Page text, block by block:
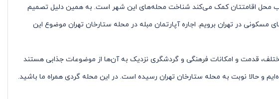
محل اقامتتان کمک می‌کند شناخت محله‌های این شهر است. به همین دلیل تصمیم
در تهران برویم. اجاره آپارتمان مبله در محله ستارخان تهران موضوع این
قدمت و امکانات فرهنگی و گردشگری نزدیک به آن‌ها از موضوعات جذابی هستند
و حالا نوبت به محله ستارخان تهران رسیده است. در این محله گردی همراه ما باشید.